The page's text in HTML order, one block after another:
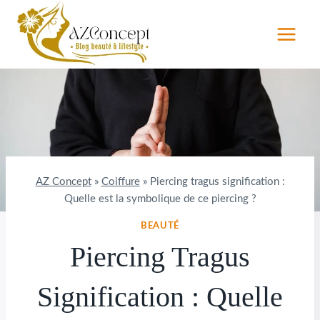
Aller
contenu
AZ Concept» Coiffure» Piercing tragus signification :
Quelle est la symbolique de ce piercing ?
BEAUTÉ
Piercing Tragus
Signification : Quelle